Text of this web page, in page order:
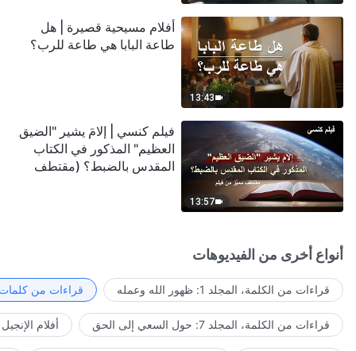
13:43
أفلام مسيحية قصيرة | هل
طاعة البابا هي طاعة للرب؟
13:57
فيلم كنسي | إلامَ يشير "الضيق
العظيم" المذكور في الكتاب
المقدس بالضبط؟ (مقتطف
أنواع أخرى من الفيديوهات
قراءات من الكلمة، المجلد 1: ظهور الله وعمله قراءات من كلمات
قراءات من الكلمة، المجلد 7: حول السعي إلى الحق أفلام الإنجيل